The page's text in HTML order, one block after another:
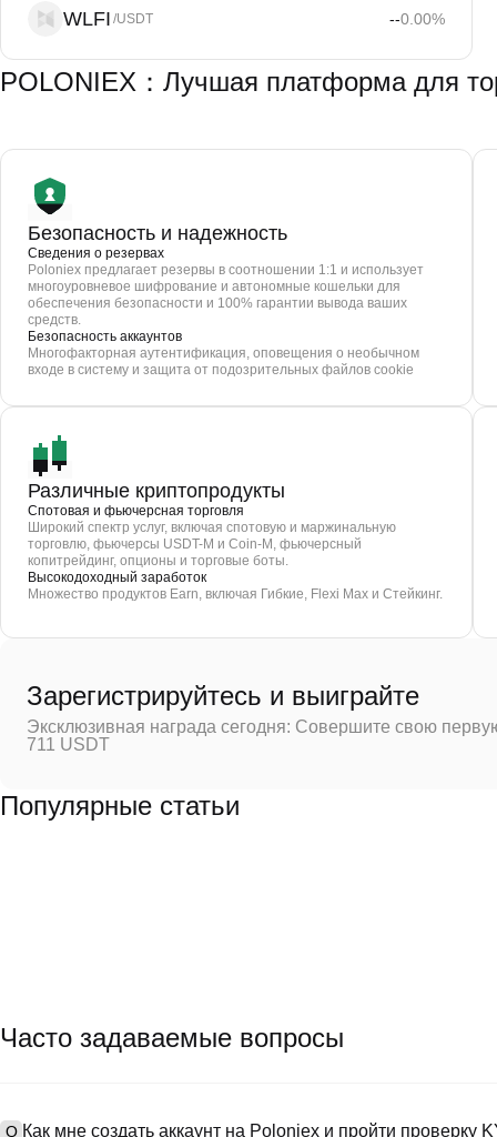
WLFI /USDT --0.00%
POLONIEX：Лучшая платформа для
Безопасность и надежность
Сведения о резервах
Poloniex предлагает резервы в соотношении 1:1 и использует
многоуровневое шифрование и автономные кошельки для
обеспечения безопасности и 100% гарантии вывода ваших
средств.
Безопасность аккаунтов
Многофакторная аутентификация, оповещения о необычном
входе в систему и защита от подозрительных файлов cookie
Различные криптопродукты
Спотовая и фьючерсная торговля
Широкий спектр услуг, включая спотовую и маржинальную
торговлю, фьючерсы USDT-M и Coin-M, фьючерсный
копитрейдинг, опционы и торговые боты.
Высокодоходный заработок
Множество продуктов Earn, включая Гибкие, Flexi Max и Стейкинг.
Зарегистрируйтесь и выиграйте
Эксклюзивная награда сегодня: Совершите свою
711 USDT
Популярные статьи
Часто задаваемые вопросы
Q Как мне создать аккаунт на Poloniex и пройти проверку